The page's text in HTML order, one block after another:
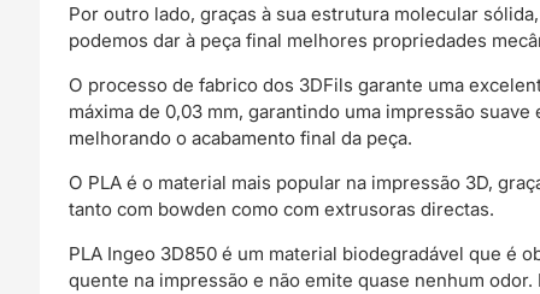
Por outro lado, graças à sua estrutura molecular
podemos dar à peça final melhores propriedades
O processo de fabrico dos 3DFils garante uma
máxima de 0,03 mm, garantindo uma impressão
melhorando o acabamento final da peça.
O PLA é o material mais popular na impressão 3D,
tanto com bowden como com extrusoras directas.
PLA Ingeo 3D850 é um material biodegradável que é
quente na impressão e não emite quase nenhum